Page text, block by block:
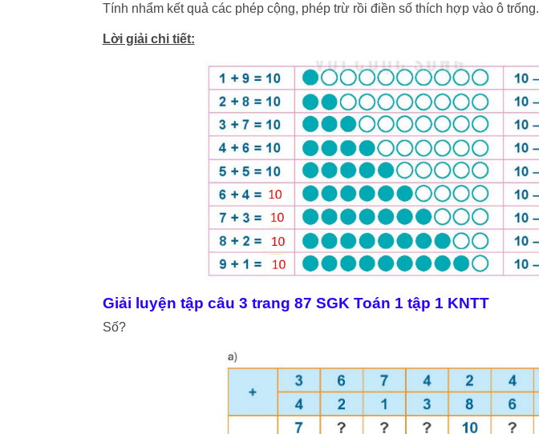
Tính nhẩm kết quả các phép cộng, phép trừ rồi điền số thích hợp vào ô trống.
Lời giải chi tiết:
Giải luyện tập câu 3 trang 87 SGK Toán 1 tập 1 KNTT
Số?